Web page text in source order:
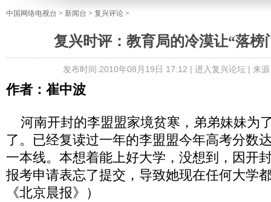
中国网络电视台 > 新闻台 > 复兴评论 >
复兴时评：教育局的冷漠让“落榜
发布时间:2010年08月19日 17:12 | 进入复兴论坛| 来源
作者：崔中波
河南开封的李盟盟家境贫寒，弟弟妹妹为
了。已经复读过一年的李盟盟今年高考分数
一本线。本想着能上好大学，没想到，因开
报考申请表忘了提交，导致她现在任何大学
《北京晨报》）